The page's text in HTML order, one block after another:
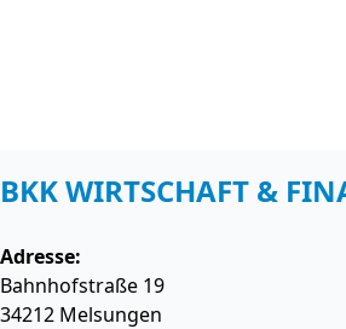
BKK WIRTSCHAFT &
Adresse:
Bahnhofstraße 19
34212 Melsungen